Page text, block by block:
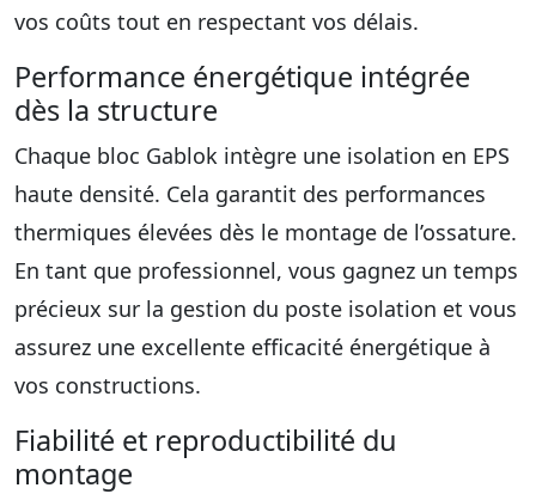
vos coûts tout en respectant vos délais.
Performance énergétique intégrée
dès la structure
Chaque bloc Gablok intègre une isolation en EPS
haute densité. Cela garantit des performances
thermiques élevées dès le montage de l’ossature.
En tant que professionnel, vous gagnez un temps
précieux sur la gestion du poste isolation et vous
assurez une excellente efficacité énergétique à
vos constructions.
Fiabilité et reproductibilité du
montage